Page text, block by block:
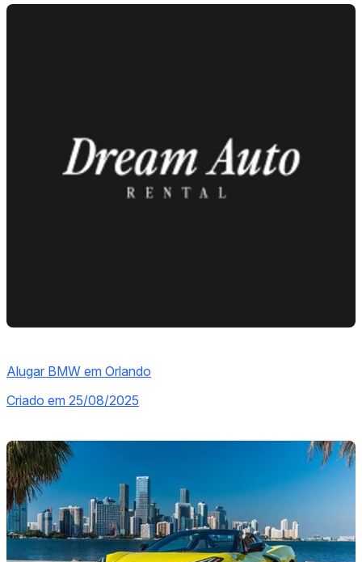
Alugar BMW em Orlando
Criado em 25/08/2025